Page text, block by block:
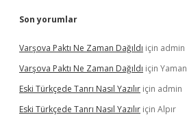
Son yorumlar
Varşova Paktı Ne Zaman Dağıldı için admin
Varşova Paktı Ne Zaman Dağıldı için Yaman
Eski Türkçede Tanrı Nasıl Yazılır için admin
Eski Türkçede Tanrı Nasıl Yazılır için Alpır